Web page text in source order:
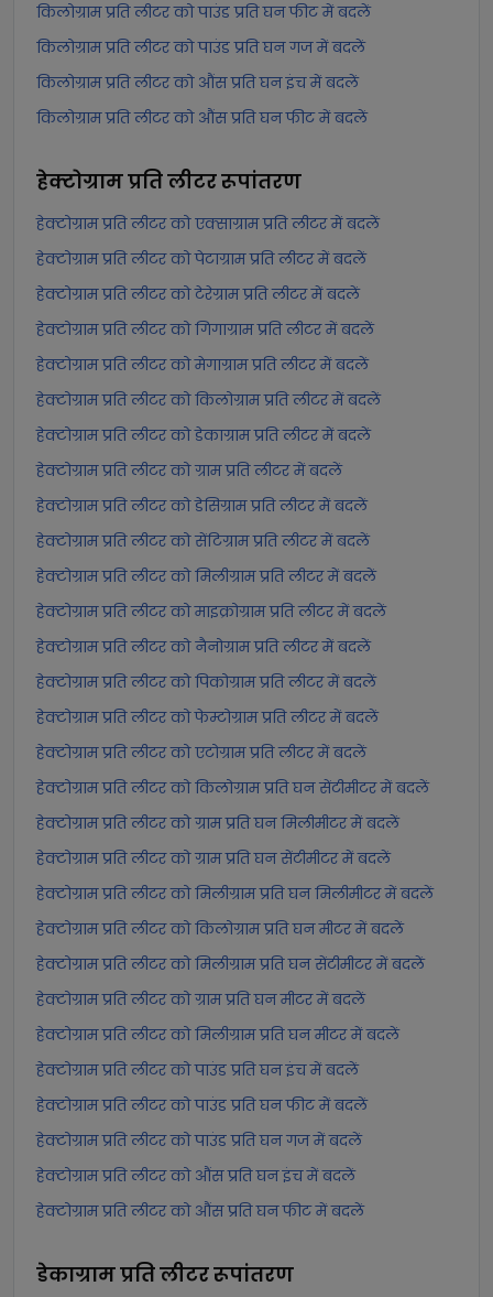
किलोग्राम प्रति लीटर को पाउंड प्रति घन फीट में बदलें
किलोग्राम प्रति लीटर को पाउंड प्रति घन गज में बदलें
किलोग्राम प्रति लीटर को औंस प्रति घन इंच में बदलें
किलोग्राम प्रति लीटर को औंस प्रति घन फीट में बदलें
हेक्टोग्राम प्रति लीटररूपांतरण
हेक्टोग्राम प्रति लीटर को एक्साग्राम प्रति लीटर में बदलें
हेक्टोग्राम प्रति लीटर को पेटाग्राम प्रति लीटर में बदलें
हेक्टोग्राम प्रति लीटर को टेरेग्राम प्रति लीटर में बदलें
हेक्टोग्राम प्रति लीटर को गिगाग्राम प्रति लीटर में बदलें
हेक्टोग्राम प्रति लीटर को मेगाग्राम प्रति लीटर में बदलें
हेक्टोग्राम प्रति लीटर को किलोग्राम प्रति लीटर में बदलें
हेक्टोग्राम प्रति लीटर को डेकाग्राम प्रति लीटर में बदलें
हेक्टोग्राम प्रति लीटर को ग्राम प्रति लीटर में बदलें
हेक्टोग्राम प्रति लीटर को डेसिग्राम प्रति लीटर में बदलें
हेक्टोग्राम प्रति लीटर को सेंटिग्राम प्रति लीटर में बदलें
हेक्टोग्राम प्रति लीटर को मिलीग्राम प्रति लीटर में बदलें
हेक्टोग्राम प्रति लीटर को माइक्रोग्राम प्रति लीटर में बदलें
हेक्टोग्राम प्रति लीटर को नैनोग्राम प्रति लीटर में बदलें
हेक्टोग्राम प्रति लीटर को पिकोग्राम प्रति लीटर में बदलें
हेक्टोग्राम प्रति लीटर को फेम्टोग्राम प्रति लीटर में बदलें
हेक्टोग्राम प्रति लीटर को एटोग्राम प्रति लीटर में बदलें
हेक्टोग्राम प्रति लीटर को किलोग्राम प्रति घन सेंटीमीटर में बदलें
हेक्टोग्राम प्रति लीटर को ग्राम प्रति घन मिलीमीटर में बदलें
हेक्टोग्राम प्रति लीटर को ग्राम प्रति घन सेंटीमीटर में बदलें
हेक्टोग्राम प्रति लीटर को मिलीग्राम प्रति घन मिलीमीटर में बदलें
हेक्टोग्राम प्रति लीटर को किलोग्राम प्रति घन मीटर में बदलें
हेक्टोग्राम प्रति लीटर को मिलीग्राम प्रति घन सेंटीमीटर में बदलें
हेक्टोग्राम प्रति लीटर को ग्राम प्रति घन मीटर में बदलें
हेक्टोग्राम प्रति लीटर को मिलीग्राम प्रति घन मीटर में बदलें
हेक्टोग्राम प्रति लीटर को पाउंड प्रति घन इंच में बदलें
हेक्टोग्राम प्रति लीटर को पाउंड प्रति घन फीट में बदलें
हेक्टोग्राम प्रति लीटर को पाउंड प्रति घन गज में बदलें
हेक्टोग्राम प्रति लीटर को औंस प्रति घन इंच में बदलें
हेक्टोग्राम प्रति लीटर को औंस प्रति घन फीट में बदलें
डेकाग्राम प्रति लीटररूपांतरण